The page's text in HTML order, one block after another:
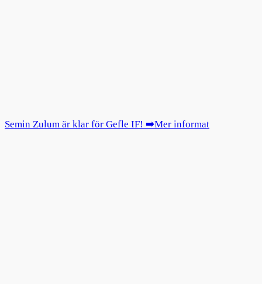
Semin Zulum är klar för Gefle IF! ➡️Mer informat